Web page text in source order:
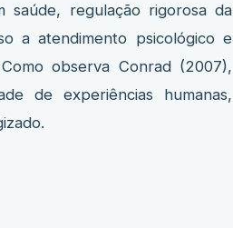
saúde, regulação rigorosa da
a atendimento psicológico e
observa Conrad (2007),
de experiências humanas,